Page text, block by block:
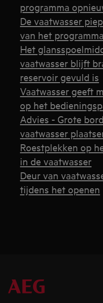
programma
De vaatwasser
van het programma
Het
vaatwasser blijft
reservoir gevuld is
Vaatwasser geeft
op het
Advies - Grote
vaatwasser
Roestplekken op
in de vaatwasser
Deur van
tijdens het openen